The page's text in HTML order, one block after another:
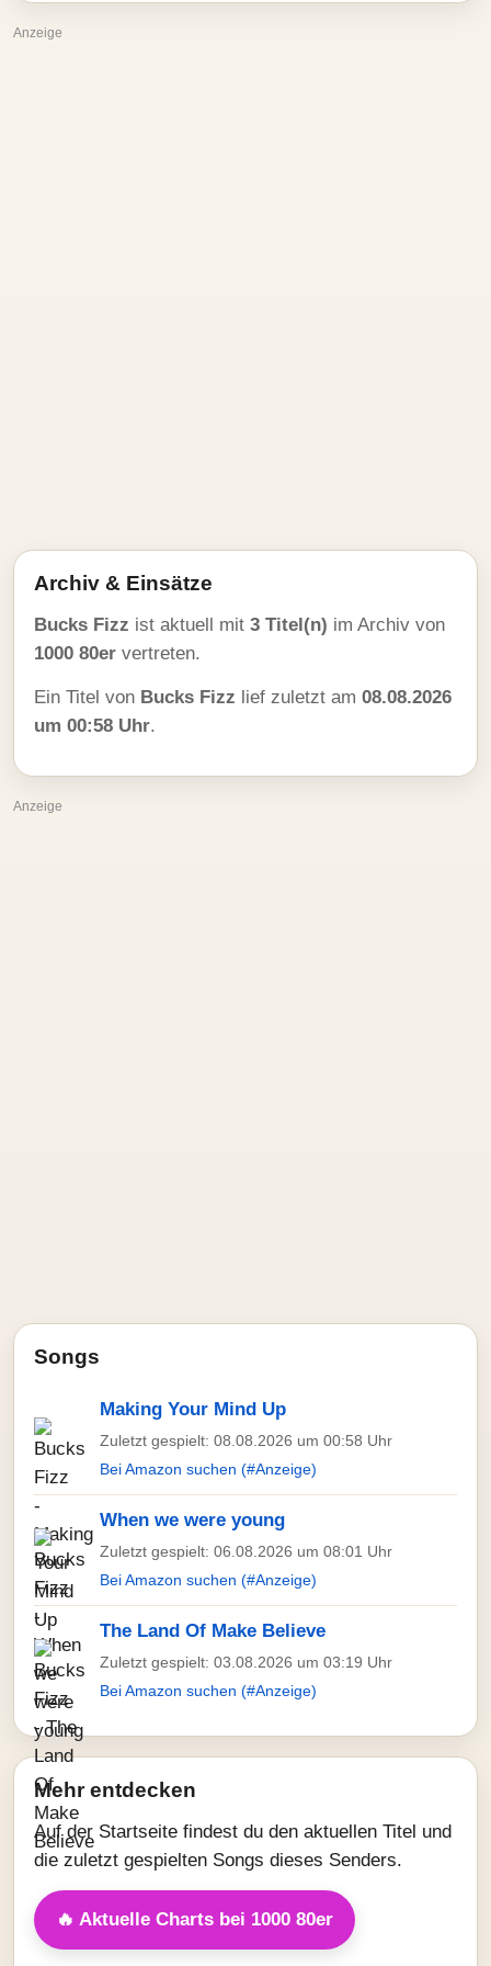
Anzeige
Archiv & Einsätze
Bucks Fizz ist aktuell mit 3 Titel(n) im Archiv von
1000 80er vertreten.
Ein Titel von Bucks Fizz lief zuletzt am 08.08.2026
um 00:58 Uhr.
Anzeige
Songs
Making Your Mind Up
Zuletzt gespielt: 08.08.2026 um 00:58 Uhr
Bei Amazon suchen (#Anzeige)
When we were young
Zuletzt gespielt: 06.08.2026 um 08:01 Uhr
Bei Amazon suchen (#Anzeige)
The Land Of Make Believe
Zuletzt gespielt: 03.08.2026 um 03:19 Uhr
Bei Amazon suchen (#Anzeige)
Mehr entdecken
Auf der Startseite findest du den aktuellen Titel und
die zuletzt gespielten Songs dieses Senders.
🔥 Aktuelle Charts bei 1000 80er